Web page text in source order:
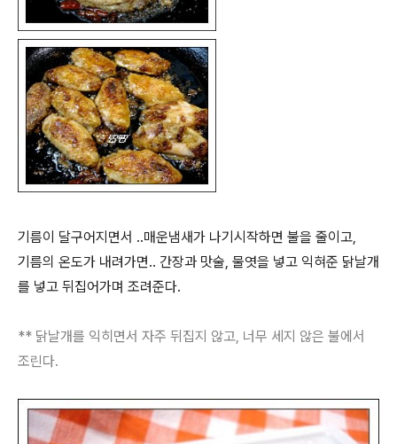
기름이 달구어지면서 ..매운냄새가 나기시작하면 불을 줄이고,
기름의 온도가 내려가면.. 간장과 맛술, 물엿을 넣고 익혀준 닭날개
를 넣고 뒤집어가며 조려준다.
** 닭날개를 익히면서 자주 뒤집지 않고, 너무 세지 않은 불에서
조린다.